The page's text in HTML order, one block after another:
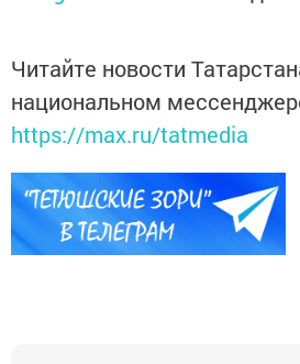
Читайте новости
национальном
https://max.ru/tatmedia